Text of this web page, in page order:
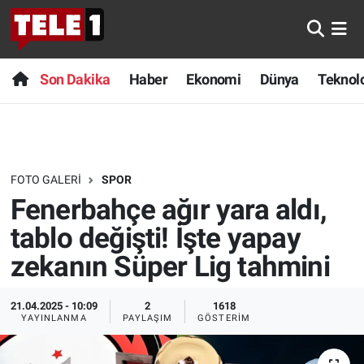
Son Dakika Haber Ekonomi Dünya
FOTO GALERI SPOR
Fenerbahçe ağır yara aldı,
tablo değişti! İşte yapay
zekanın Süper Lig tahmini
21.04.2025 - 10:09
YAYINLANMA
2
PAYLAŞIM
1618
GÖSTERIM
Anında Manşet
Başka Sohbetler
Bilim turu
Bilim ve Teknoloji Evreni
Doğa Konuşuyor
Dünya
Ege Saati
Son Dakika
Haber
Dünya
Teknoloji
Sağlık
Spor
Yayın Akışı
Nöbetçi Eczaneler
Hava Durumu
Trafik Durumu
Süper Lig Puan Durumu ve Fikstür
Tüm Manşetler
Son Dakika Haberleri
Haber Arşivi